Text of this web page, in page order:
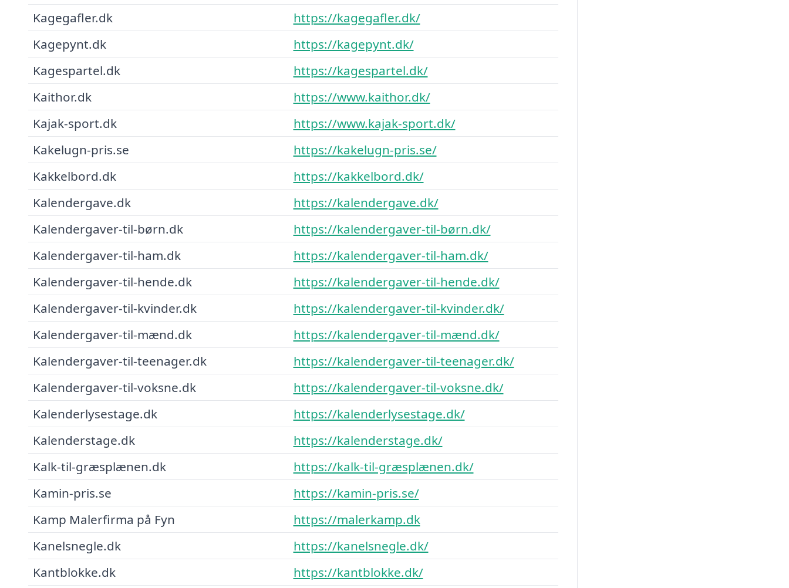
Kagegafler.dk
https://kagegafler.dk/
Kagepynt.dk
https://kagepynt.dk/
Kagespartel.dk
https://kagespartel.dk/
Kaithor.dk
https://www.kaithor.dk/
Kajak-sport.dk
https://www.kajak-sport.dk/
Kakelugn-pris.se
https://kakelugn-pris.se/
Kakkelbord.dk
https://kakkelbord.dk/
Kalendergave.dk
https://kalendergave.dk/
Kalendergaver-til-børn.dk
https://kalendergaver-til-børn.dk/
Kalendergaver-til-ham.dk
https://kalendergaver-til-ham.dk/
Kalendergaver-til-hende.dk
https://kalendergaver-til-hende.dk/
Kalendergaver-til-kvinder.dk
https://kalendergaver-til-kvinder.dk/
Kalendergaver-til-mænd.dk
https://kalendergaver-til-mænd.dk/
Kalendergaver-til-teenager.dk
https://kalendergaver-til-teenager.dk/
Kalendergaver-til-voksne.dk
https://kalendergaver-til-voksne.dk/
Kalenderlysestage.dk
https://kalenderlysestage.dk/
Kalenderstage.dk
https://kalenderstage.dk/
Kalk-til-græsplænen.dk
https://kalk-til-græsplænen.dk/
Kamin-pris.se
https://kamin-pris.se/
Kamp Malerfirma på Fyn
https://malerkamp.dk
Kanelsnegle.dk
https://kanelsnegle.dk/
Kantblokke.dk
https://kantblokke.dk/